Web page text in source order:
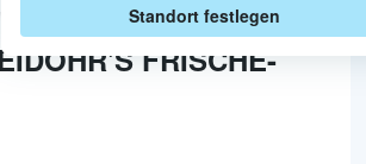
Standort festlegen
FRISCHE-